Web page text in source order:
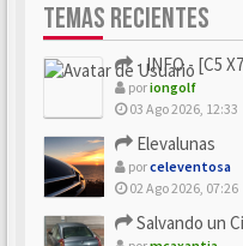
TEMAS RECIENTES
- INFO - [C5
poriongolf
03 Ago 2026, 12:33
Elevalunas
porceleventosa
02 Ago 2026, 07:26
Salvando un